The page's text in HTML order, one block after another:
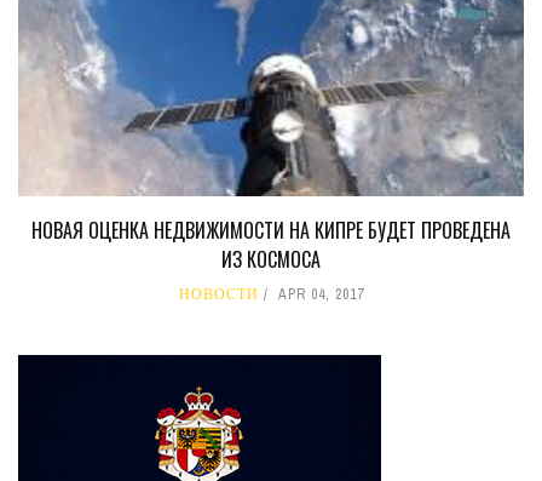
НОВАЯ ОЦЕНКА НЕДВИЖИМОСТИ НА КИПРЕ БУДЕТ ПРОВЕДЕНА
ИЗ КОСМОСА
НОВОСТИ APR 04, 2017